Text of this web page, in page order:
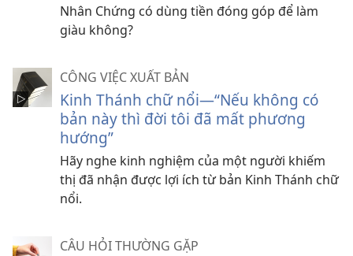
Nhân Chứng có dùng tiền đóng góp để làm
giàu không?
CÔNG VIỆC XUẤT BẢN
Kinh Thánh chữ nổi—“Nếu không có
bản này thì đời tôi đã mất phương
hướng”
Hãy nghe kinh nghiệm của một người khiếm
thị đã nhận được lợi ích từ bản Kinh Thánh chữ
nổi.
CÂU HỎI THƯỜNG GẶP